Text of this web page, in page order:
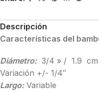
Descripción
Características del
Diámetro:3/4 » / 1.9 cm
Variación +/- 1/4″
Largo:Variable